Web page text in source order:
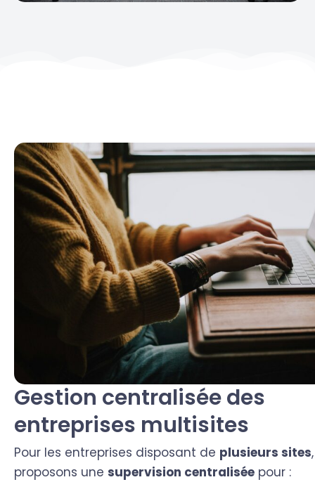
Gestion centralisée des
entreprises multisites
Pour les entreprises disposant de plusieurs sites
proposons une supervision centralisée pour :